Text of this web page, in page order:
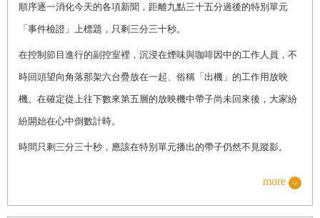
順序逐一消化今天的各項新聞，距離九點三十五分過後的特別單元
「事件檢證」上標題，只剩三分三十秒。
在控制節目進行的副控室裡，沉浸在煙味與咖啡因中的工作人員，不
時回頭望向角落那架六台疊放在一起、俗稱「出機」的工作用放映
機。在確定從上往下數來第五層的放映機中帶子尚未回來後，大家紛
紛開始在心中倒數計時。
時間只剩三分三十秒，應該在特別單元播出的帶子仍然不見蹤影。
more